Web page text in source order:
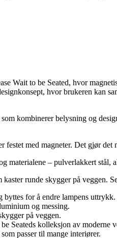
Wait to be Seated, hvor
hvor brukeren kan
kombinerer belysning og
festet med magneter. Det gjør
materialene – pulverlakkert
runde skygger på veggen.
for å endre lampens uttrykk.
og messing.
på veggen.
Seateds kolleksjon av moderne
passer til mange interiører.